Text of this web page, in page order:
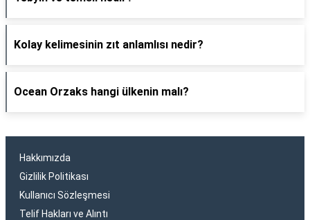
Kolay kelimesinin zıt anlamlısı nedir?
Ocean Orzaks hangi ülkenin malı?
Hakkımızda
Gizlilik Politikası
Kullanıcı Sözleşmesi
Telif Hakları ve Alıntı